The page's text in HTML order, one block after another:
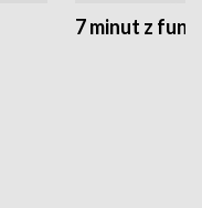
7 minut z